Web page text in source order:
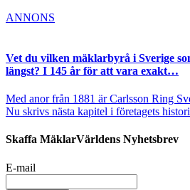
ANNONS
Vet du vilken mäklarbyrå i Sverige
längst? I 145 år för att vara exakt…
Med anor från 1881 är Carlsson Ring
Nu skrivs nästa kapitel i företagets
Skaffa MäklarVärldens Nyhetsbrev
E-mail